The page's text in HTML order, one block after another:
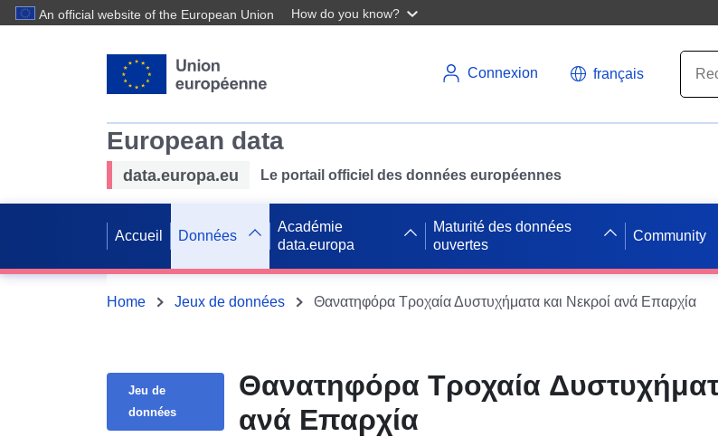
An official website of the European Union How do you know?
Connexion français
European data
data.europa.eu Le portail officiel des données européennes
Accueil Données
Académie
data.europa
Maturité des données
ouvertes
Community
Home Jeux de données Θανατηφόρα Τροχαία Δυστυχήματα και Νεκροί ανά Επαρχία
Jeu de
données
Θανατηφόρα Τροχαία
ανά Επαρχία